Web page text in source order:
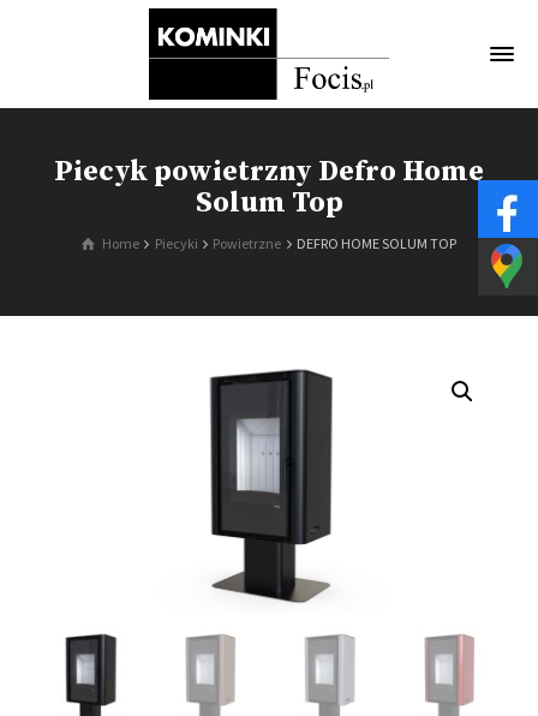
Piecyk powietrzny Defro Home
Solum Top
Home Piecyki Powietrzne DEFRO HOME SOLUM TOP